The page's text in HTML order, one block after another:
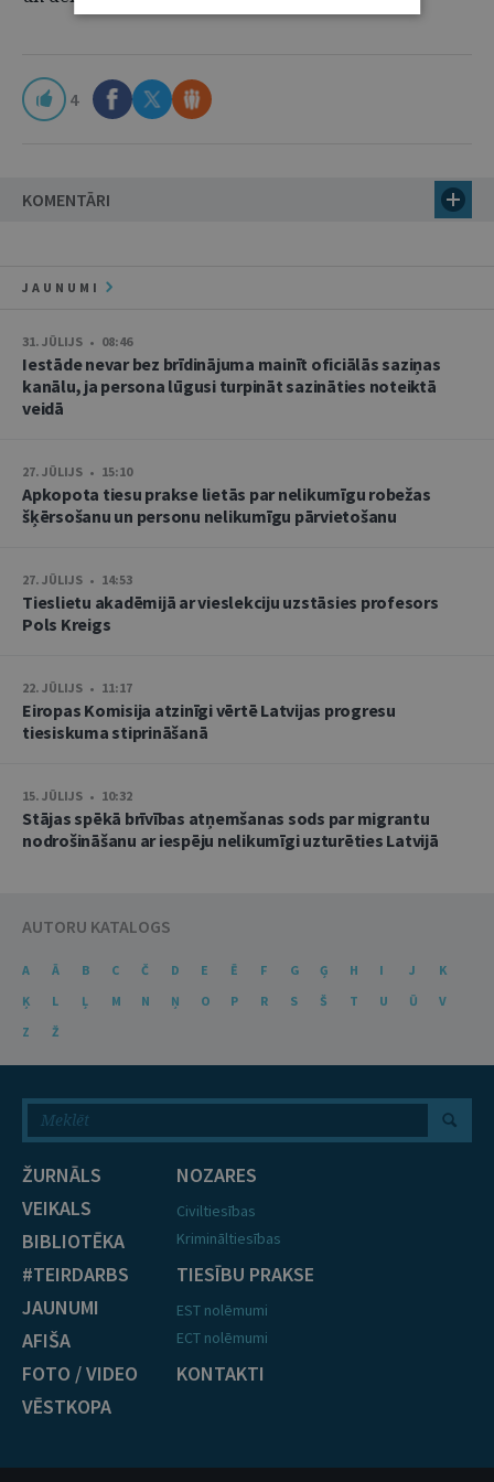
4
KOMENTĀRI
JAUNUMI
31. JŪLIJS • 08:46
Iestāde nevar bez brīdinājuma mainīt oficiālās saziņas
kanālu, ja persona lūgusi turpināt sazināties noteiktā
veidā
27. JŪLIJS • 15:10
Apkopota tiesu prakse lietās par nelikumīgu robežas
šķērsošanu un personu nelikumīgu pārvietošanu
27. JŪLIJS • 14:53
Tieslietu akadēmijā ar vieslekciju uzstāsies profesors
Pols Kreigs
22. JŪLIJS • 11:17
Eiropas Komisija atzinīgi vērtē Latvijas progresu
tiesiskuma stiprināšanā
15. JŪLIJS • 10:32
Stājas spēkā brīvības atņemšanas sods par migrantu
nodrošināšanu ar iespēju nelikumīgi uzturēties Latvijā
AUTORU KATALOGS
A Ā B C Č D E Ē F G Ģ H I J
K
Ķ
L Ļ M N Ņ O P R S Š T U Ū
V
Z
Ž
ŽURNĀLS
VEIKALS
BIBLIOTĒKA
#TEIRDARBS
JAUNUMI
AFIŠA
FOTO / VIDEO
VĒSTKOPA
NOZARES
Civiltiesības
Krimināltiesības
TIESĪBU PRAKSE
EST nolēmumi
ECT nolēmumi
KONTAKTI